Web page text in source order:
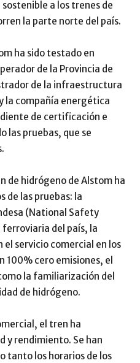
a los trenes de
la parte norte del país.
ha sido testado en
de la Provincia de
de la infraestructura
la compañía energética
de certificación e
las pruebas, que se
de hidrógeno de Alstom ha
de las pruebas: la
(National Safety
del país, la
el servicio comercial en los
100% cero emisiones, el
la familiarización del
de hidrógeno.
el tren ha
y rendimiento. Se han
tanto los horarios de los